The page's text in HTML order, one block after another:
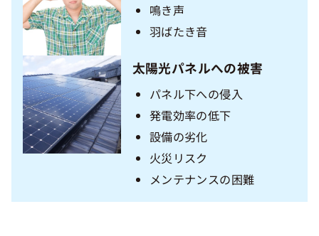
鳴き声
羽ばたき音
太陽光パネルへの被害
パネル下への侵入
発電効率の低下
設備の劣化
火災リスク
メンテナンスの困難